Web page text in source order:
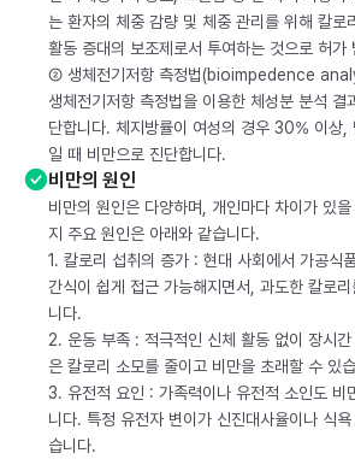
는 환자의 체중 감량 및 체중 관리를 위해 칼로
활동 증대의 보조제로서 투여하는 것으로 허가
② 생체전기저항 측정법(bioimpedence
생체전기저항 측정법을 이용한 체성분 분석 결
단합니다. 체지방률이 여성의 경우 30% 이상
일 때 비만으로 진단합니다.
비만의 원인
비만의 원인은 다양하며, 개인마다 차이가 있
지 주요 원인은 아래와 같습니다.
1. 칼로리 섭취의 증가 : 현대 사회에서 가공식
간식이 쉽게 접근 가능해지면서, 과도한 칼로
니다.
2. 운동 부족 : 적극적인 신체 활동 없이 장시
은 칼로리 소모를 줄이고 비만을 초래할 수 있
3. 유전적 요인 : 가족력이나 유전적 소인도 비
니다. 특정 유전자 변이가 신진대사율이나 식
습니다.